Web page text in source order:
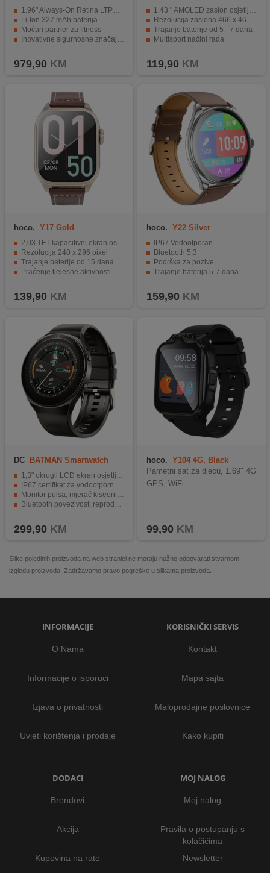
1.96" Always-On Retina LTPO3 OLED zaslon
Li-Ion 327 mAh baterija
Moćan partner za fitness
Inovativne sigurnosne značajke
979,90 KM
1.43 " AMOLED zaslon osjetljiv na dodir
Rezolucija zaslona 466 x 466 piksela
Trajanje baterije od 5 - 7 dana
Multisport načini rada
119,90 KM
hoco. Y17 Gold
2,03 TFT kapacitivni ekran osetljiv na dodir
Rezolucija 240 x 296 pixel
Trajanje baterije od 15 dana
Praćenje tjelesne aktivnosti
139,90 KM
hoco. Y22 Silver
IP67 Vodootporan
Bluetooth 5.3
Podrška za pozive
Trajanje baterija 5-7 dana
159,90 KM
DC BATMAN Smartwatch
1,3" okrugli LCD ekran osjetljiv na dodir
IP67 certifikat za vodootpornost i zaštitu od prašine
Monitor pulsa, mjerač kiseonika u krvi i monitor krvnog pritiska
Bluetooth povezivost, reprodukcija muzike i daljinsko snimanje
299,90 KM
hoco. Y104 4G, Black
Pametni sat za djecu, 1.69" 4G
GPS, WiFi
99,90 KM
Slike pojedinih proizvoda na web stranici ne moraju nužno odgovarati stvarnom
izgledu proizvoda. Zadržavamo pravo pogreške u slikama proizvoda.
INFORMACIJE
O Nama
Informacije o isporuci
Izjava o privatnosti
Uvjeti korištenja i prodaje
KORISNIČKI SERVIS
Kontakt
Mapa sajta
Maloprodajne poslovnice
Kako kupiti
DODACI
Brendovi
Akcija
Kupovina na rate
MOJ NALOG
Moj nalog
Pravila o postupanju s
kolačićima
Newsletter